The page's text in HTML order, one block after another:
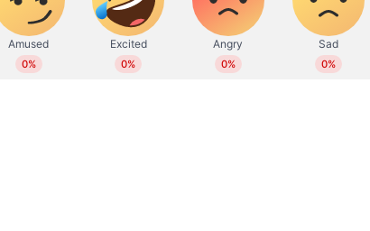
എസ് യുവിയായ സ്കോർപിയോ കാര്‍ പെട്രോൾ ഒഴിച്ച്
തീ അണച്ചത്. വാഹനം കത്തിനശിച്ചിട്ടുണ്ട്.
നല്ല പെരുാമളെന്നാണ് വിവരം. കാര്‍ കത്തിച്ചതിന്